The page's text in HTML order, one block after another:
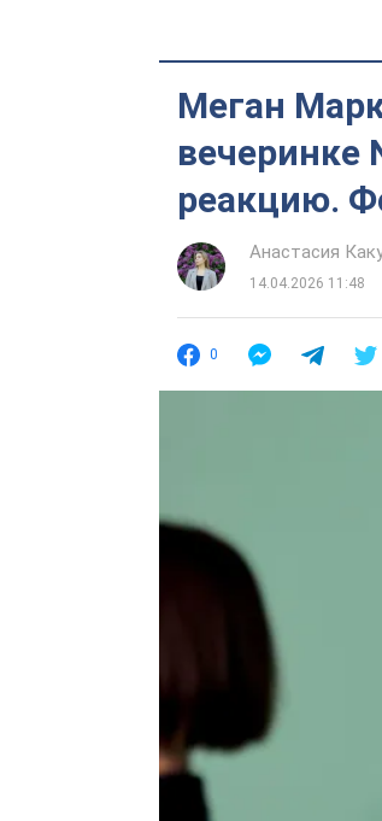
Меган
вечеринке
реакцию.
Анастасия
14.04.2026 11:48
0